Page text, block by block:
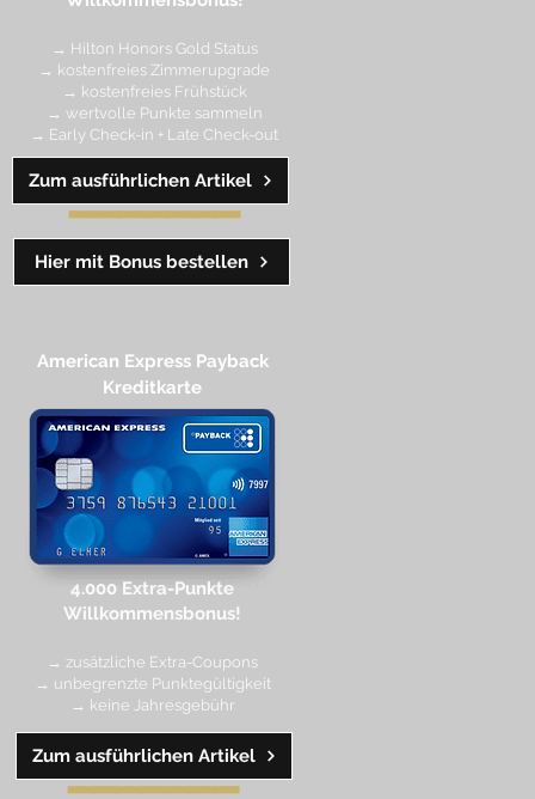
→ Hilton Honors Gold Status
→ kostenfreies Zimmerupgrade
→ kostenfreies Frühstück
→ wertvolle Punkte sammeln
→ Early Check-in + Late Check-out
━━━━━━━
Hier mit Bonus bestellen
Zum ausführlichen Artikel
Zum ausführlichen Artikel
American Express Payback
Kreditkarte​
4.000 Extra-Punkte
Willkommensbonus!
→ zusätzliche Extra-Coupons
→ unbegrenzte Punktegültigkeit
→ keine Jahresgebühr